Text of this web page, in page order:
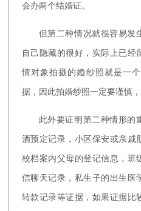
会办两个结婚证。
但第二种情况就很容易发
自己隐藏的很好，实际上已经
情对象拍摄的婚纱照就是一
据，因此拍婚纱照一定要谨慎
此外要证明第二种情形的
酒预定记录，小区保安或亲戚
校档案内父母的登记信息，班
信聊天记录，私生子的出生医
转款记录等证据，如果证据比